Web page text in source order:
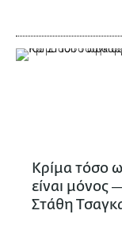
Κρίμα τόσο
είναι μόνος
Στάθη